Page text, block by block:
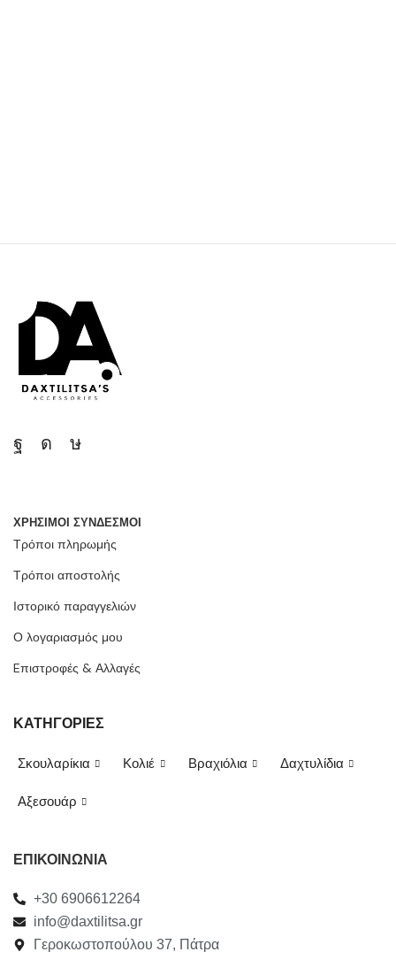
ΧΡΗΣΙΜΟΙ ΣΥΝΔΕΣΜΟΙ
Τρόποι πληρωμής
Τρόποι αποστολής
Ιστορικό παραγγελιών
Ο λογαριασμός μου
Eπιστροφές & Αλλαγές
ΚΑΤΗΓΟΡΙΕΣ
Σκουλαρίκια Κολιέ Βραχιόλια Δαχτυλίδια
Αξεσουάρ
ΕΠΙΚΟΙΝΩΝΙΑ
+30 6906612264
info@daxtilitsa.gr
Γεροκωστοπούλου 37, Πάτρα